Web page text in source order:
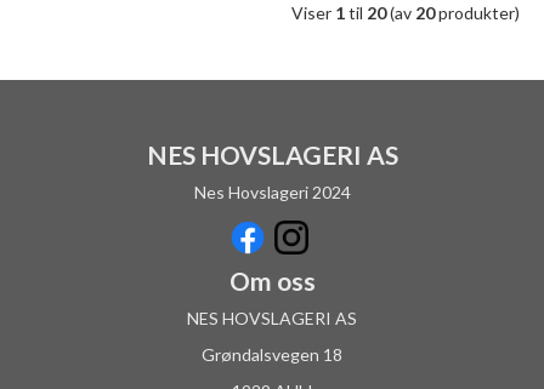
Viser 1til 20(av 20produkter)
NES HOVSLAGERI AS
Nes Hovslageri 2024
Om oss
NES HOVSLAGERI AS
Grøndalsvegen 18